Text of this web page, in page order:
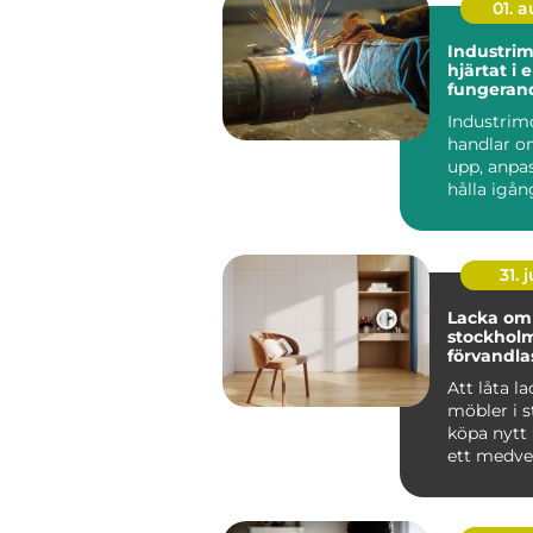
01.
hjärtat i
handlar
upp,
hålla
att ...
31.
Lacka
stockholm
Att låta
möbler i
köpa nytt
ett